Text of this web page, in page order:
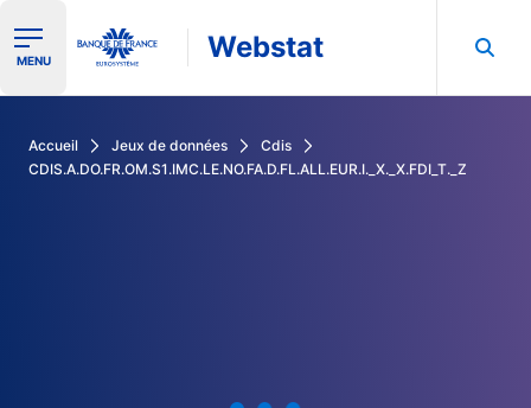
Ouvrir le menu de navigation
MENU Webstat
Accueil Jeux de données
Cdis
CDIS.A.DO.FR.OM.S1.IMC.LE.NO.FA.D.FL.ALL.EUR.I._X._X.FDI_T._Z